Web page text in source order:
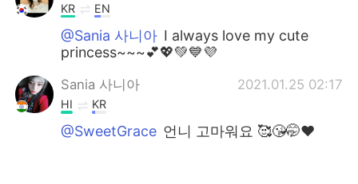
KR EN
@Sania 사니아 I always love my cute
princess~~~💕💖💚💙💜
Sania 사니아 2021.01.25 02:17
HI KR
@SweetGrace 언니 고마워요 🥰😘🤭❤️